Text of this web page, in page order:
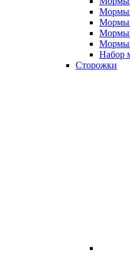
Набор
Сторожки